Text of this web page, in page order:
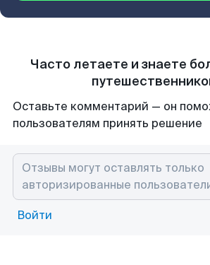
Часто летаете и знаете
Оставьте комментарий — он
пользователям принять решение
Войти